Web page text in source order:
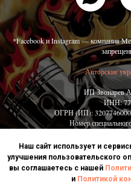
Наш сайт использует и
улучшения пользовательского
вы соглашаетесь с нашей
и Политикой
*Facebook и Instagram — компания
Авторские
ИП Звонарев
ИНН:
ОГРН (ИП):
Номер
Политика
Согласие на
Политика